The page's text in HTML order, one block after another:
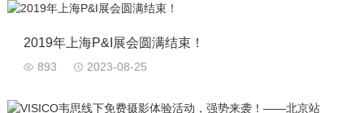
2019年上海P&I展会圆满结束！
893 2023-08-25